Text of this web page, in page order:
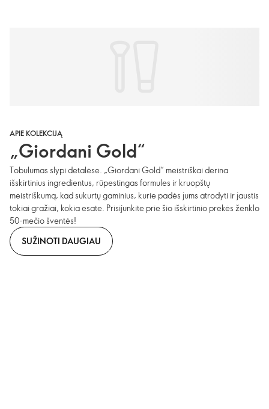
APIE KOLEKCIJĄ
„Giordani Gold“
Tobulumas slypi detalėse. „Giordani Gold“ meistriškai derina
išskirtinius ingredientus, rūpestingas formules ir kruopštų
meistriškumą, kad sukurtų gaminius, kurie padės jums atrodyti ir jaustis
tokiai gražiai, kokia esate. Prisijunkite prie šio išskirtinio prekės ženklo
50-mečio šventės!
SUŽINOTI DAUGIAU